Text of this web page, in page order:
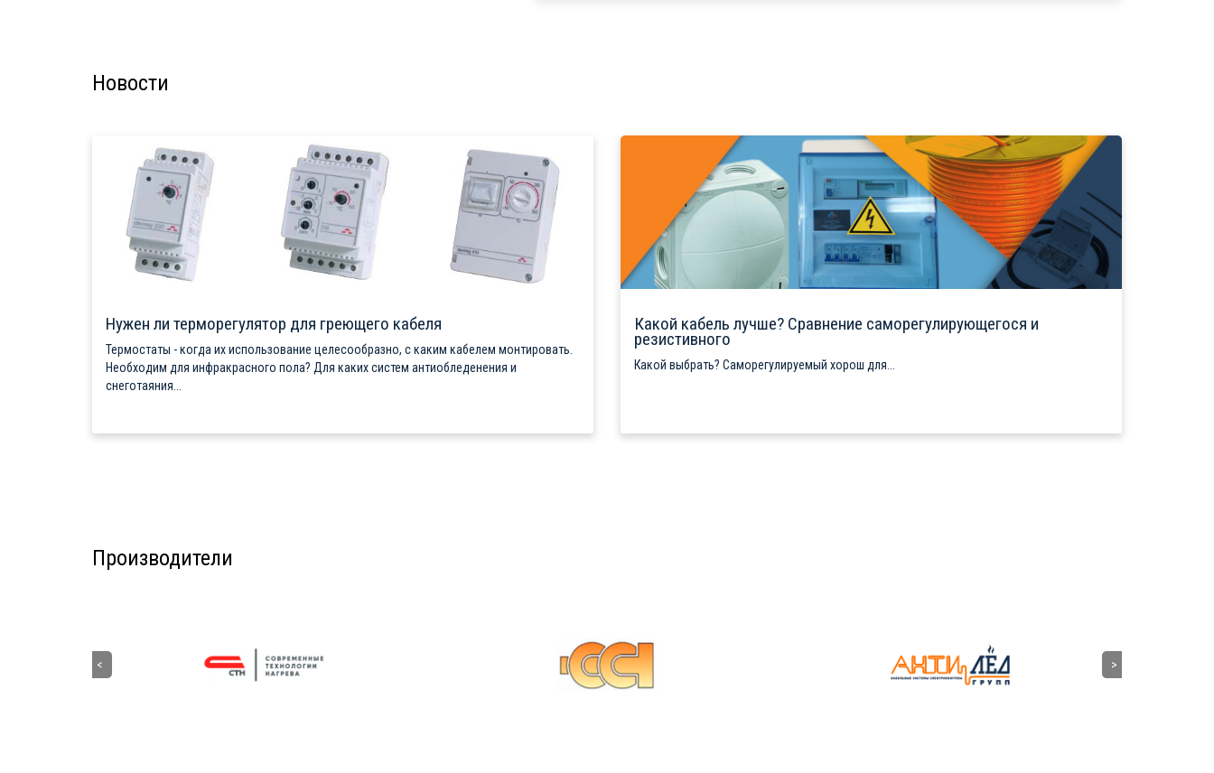
Новости
Нужен ли терморегулятор для греющего кабеля
Термостаты - когда их использование целесообразно, с каким кабелем монтировать.
Необходим для инфракрасного пола? Для каких систем антиобледенения и
снеготаяния...
Какой кабель лучше? Сравнение саморегулирующегося и
резистивного
Какой выбрать? Саморегулируемый хорош для...
Производители